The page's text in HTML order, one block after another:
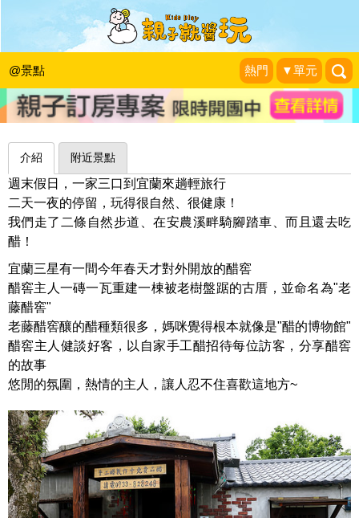
@景點 熱門 ▼單元
到古厝聽故事，醋的博物館～宜蘭老藤
醋窖
媽咪♥爸比♥小毛 一家三口最重要的小事|2016-05-01
介紹 附近景點
週末假日，一家三口到宜蘭來趟輕旅行
二天一夜的停留，玩得很自然、很健康！
我們走了二條自然步道、在安農溪畔騎腳踏車、而且還去吃
醋！
宜蘭三星有一間今年春天才對外開放的醋窖
醋窖主人一磚一瓦重建一棟被老樹盤踞的古厝，並命名為"老
藤醋窖"
老藤醋窖釀的醋種類很多，媽咪覺得根本就像是"醋的博物館"
醋窖主人健談好客，以自家手工醋招待每位訪客，分享醋窖
的故事
悠閒的氛圍，熱情的主人，讓人忍不住喜歡這地方~